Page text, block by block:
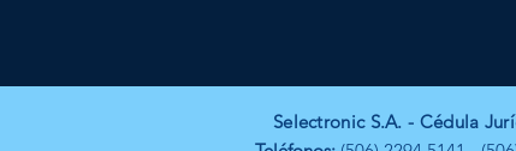
Selectronic S.A. - Cédula